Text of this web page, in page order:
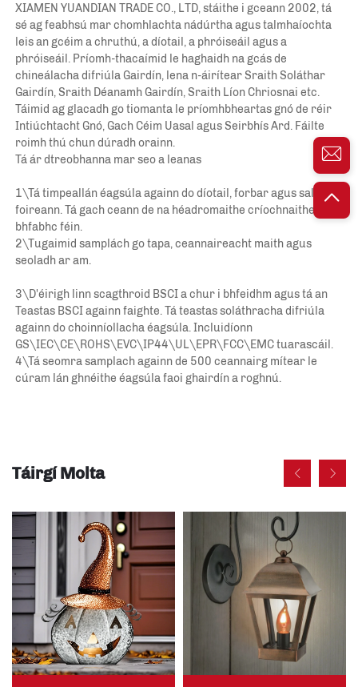
XIAMEN YUANDIAN TRADE CO., LTD, stáithe i gceann 2002, tá
sé ag feabhsú mar chomhlachta nádúrtha agus talmhaíochta
leis an gcéim a chruthú, a díotail, a phróiseáil agus a
phróiseáil. Príomh-thacaímid le haghaidh na gcás de
chineálacha difriúla Gairdín, lena n-áirítear Sraith Soláthar
Gairdín, Sraith Déanamh Gairdín, Sraith Líon Chriosnai etc.
Táimid ag glacadh go tiomanta le príomhbheartas gnó de réir
Intiúchtacht Gnó, Gach Céim Uasal agus Seirbhís Ard. Fáilte
roimh thú chun dúradh orainn.
Tá ár dtreobhanna mar seo a leanas
1\Tá timpeallán éagsúla againn do díotail, forbar agus sales
foireann. Tá gach ceann de na héadromaithe críochnaithe sa
bhfabhc féin.
2\Tugaimid samplách go tapa, ceannaireacht maith agus
seoladh ar am.
3\D'éirigh linn scagthroid BSCI a chur i bhfeidhm agus tá an
Teastas BSCI againn faighte. Tá teastas soláthracha difriúla
againn do choinníollacha éagsúla. Incluidíonn
GS\IEC\CE\ROHS\EVC\IP44\UL\EPR\FCC\EMC tuarascáil.
4\Tá seomra samplach againn de 500 ceannairg mítear le
cúram lán ghnéithe éagsúla faoi ghairdín a roghnú.
Táirgí Molta